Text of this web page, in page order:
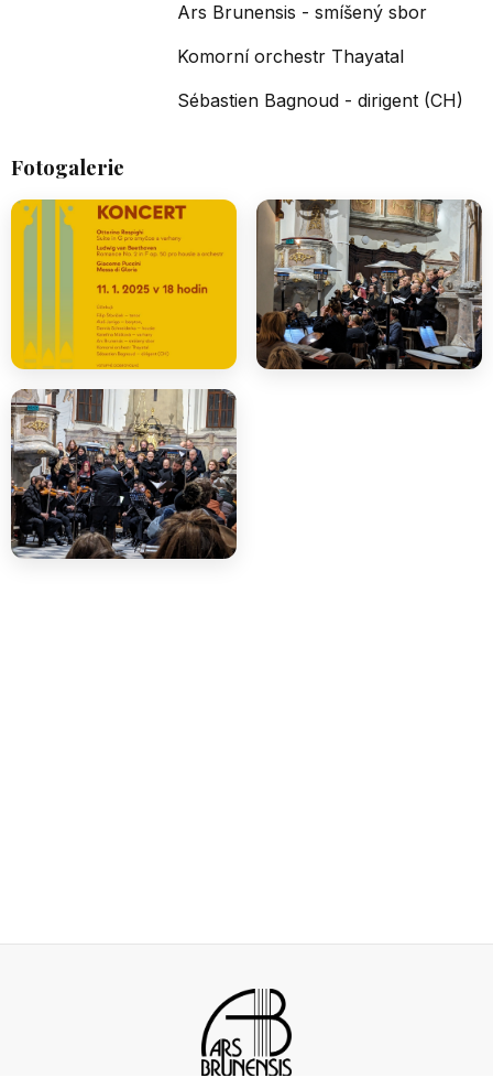
Ars Brunensis - smíšený sbor
Komorní orchestr Thayatal
Sébastien Bagnoud - dirigent (CH)
Fotogalerie